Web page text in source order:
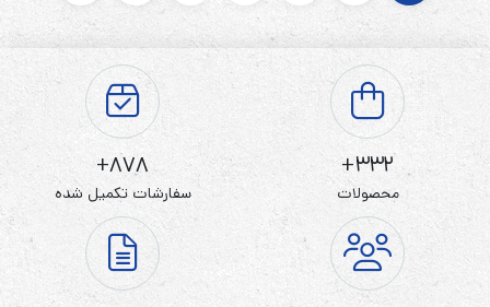
332+
محصولات
878+
سفارشات تکمیل شده